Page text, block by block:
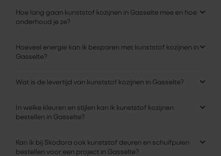
Hoe lang gaan kunststof kozijnen in Gasselte mee en hoe
onderhoud je ze?
Hoeveel energie kan ik besparen met kunststof kozijnen in
Gasselte?
Wat is de levertijd van kunststof kozijnen in Gasselte?
In welke kleuren en stijlen kan ik kunststof kozijnen
bestellen in Gasselte?
Kan ik bij Skodora ook kunststof deuren en schuifpuien
bestellen voor een project in Gasselte?